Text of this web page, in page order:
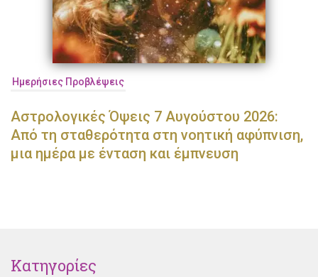
Ημερήσιες Προβλέψεις
Αστρολογικές Όψεις 7 Αυγούστου 2026:
Από τη σταθερότητα στη νοητική αφύπνιση,
μια ημέρα με ένταση και έμπνευση
Κατηγορίες